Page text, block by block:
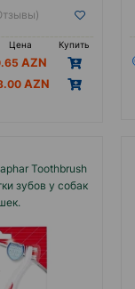
Цена
Купить
Toothbrush
зубов у собак